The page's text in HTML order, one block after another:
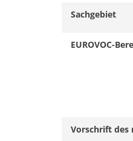
Sachgebiet
EUROVOC-
Vorschrift des